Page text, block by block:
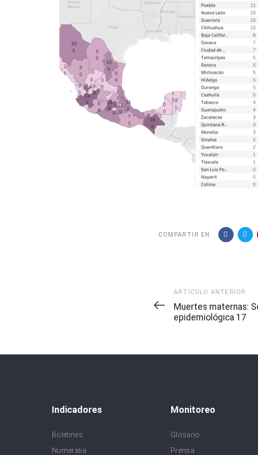
COMPARTIR EN:
Artículo
Anterior
ARTÍCULO ANTERIOR
Muertes maternas:
epidemiológica 17
Indicadores
Boletines
Numeralia
Monitoreo
Glosario
Prensa